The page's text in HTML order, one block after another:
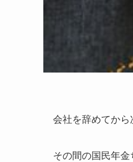
会社を辞めてか
その間の国民年金